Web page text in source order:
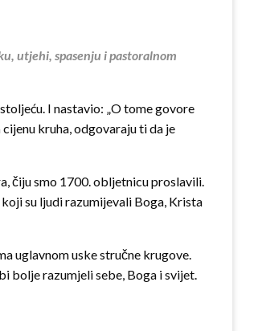
utjehi, spasenju i pastoralnom
I nastavio: „O tome govore
kruha, odgovaraju ti da je
čiju smo 1700. obljetnicu proslavili.
su ljudi razumijevali Boga, Krista
uglavnom uske stručne krugove.
bolje razumjeli sebe, Boga i svijet.